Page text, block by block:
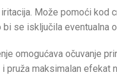
Može pomoći kod
se isključila eventualna
omogućava očuvanje
maksimalan efekat